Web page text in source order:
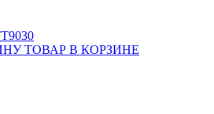
ТОВАР В КОРЗИНЕ